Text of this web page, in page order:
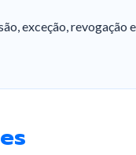
exceção, revogação